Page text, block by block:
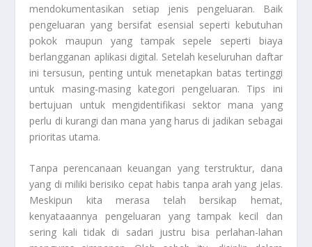
mendokumentasikan setiap jenis pengeluaran. Baik
pengeluaran yang bersifat esensial seperti kebutuhan
pokok maupun yang tampak sepele seperti biaya
berlangganan aplikasi digital. Setelah keseluruhan daftar
ini tersusun, penting untuk menetapkan batas tertinggi
untuk masing-masing kategori pengeluaran. Tips ini
bertujuan untuk mengidentifikasi sektor mana yang
perlu di kurangi dan mana yang harus di jadikan sebagai
prioritas utama.
Tanpa perencanaan keuangan yang terstruktur, dana
yang di miliki berisiko cepat habis tanpa arah yang jelas.
Meskipun kita merasa telah bersikap hemat,
kenyataaannya pengeluaran yang tampak kecil dan
sering kali tidak di sadari justru bisa perlahan-lahan